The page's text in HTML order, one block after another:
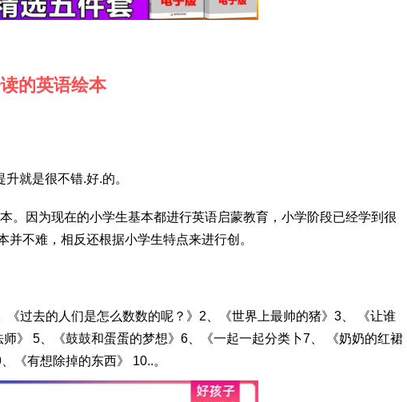
的英语绘本
就是很不错.好.的。
。因为现在的小学生基本都进行英语启蒙教育，小学阶段已经学到很
并不难，相反还根据小学生特点来进行创。
过去的人们是怎么数数的呢？》2、《世界上最帅的猪》3、 《让谁
》 5、《鼓鼓和蛋蛋的梦想》6、《一起一起分类卜7、 《奶奶的红裙
《有想除掉的东西》 10..。